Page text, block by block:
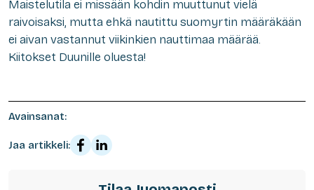
Maistelutila ei missään kohdin muuttunut vielä
raivoisaksi, mutta ehkä nautittu suomyrtin määräkään
ei aivan vastannut viikinkien nauttimaa määrää.
Kiitokset Duunille oluesta!
Avainsanat:
Jaa artikkeli: